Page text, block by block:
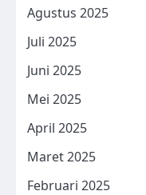
Agustus 2025
Juli 2025
Juni 2025
Mei 2025
April 2025
Maret 2025
Februari 2025